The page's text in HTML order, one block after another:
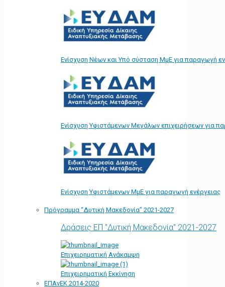
Ενίσχυση Νέων και Υπό σύσταση ΜμΕ για παραγωγή
Ενίσχυση Υφιστάμενων Μεγάλων επιχειρήσεων για
Ενίσχυση Υφιστάμενων ΜμΕ για παραγωγή ενέργειας
Πρόγραμμα “Δυτική Μακεδονία” 2021-2027
Δράσεις ΕΠ "Δυτική Μακεδονία" 2021-2027
Επιχειρηματική Ανάκαμψη
Επιχειρηματική Εκκίνηση
ΕΠΑνΕΚ 2014-2020